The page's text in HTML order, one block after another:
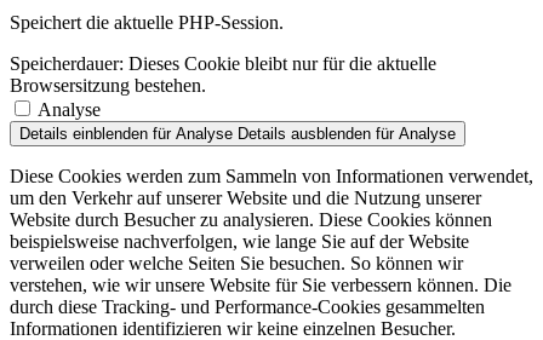
Speichert die aktuelle PHP-Session.
Speicherdauer: Dieses Cookie bleibt nur für die aktuelle
Browsersitzung bestehen.
Analyse
Details einblenden für Analyse Details ausblenden für Analyse
Diese Cookies werden zum Sammeln von Informationen verwendet,
um den Verkehr auf unserer Website und die Nutzung unserer
Website durch Besucher zu analysieren. Diese Cookies können
beispielsweise nachverfolgen, wie lange Sie auf der Website
verweilen oder welche Seiten Sie besuchen. So können wir
verstehen, wie wir unsere Website für Sie verbessern können. Die
durch diese Tracking- und Performance-Cookies gesammelten
Informationen identifizieren wir keine einzelnen Besucher.